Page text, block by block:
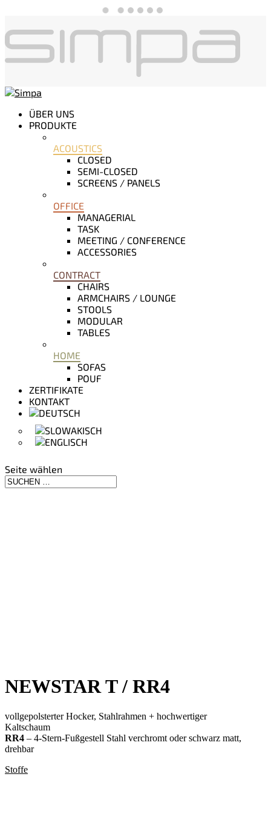
ÜBER UNS
PRODUKTE
ACOUSTICS
CLOSED
SEMI-CLOSED
SCREENS / PANELS
OFFICE
MANAGERIAL
TASK
MEETING / CONFERENCE
ACCESSORIES
CONTRACT
CHAIRS
ARMCHAIRS / LOUNGE
STOOLS
MODULAR
TABLES
HOME
SOFAS
POUF
ZERTIFIKATE
KONTAKT
Seite wählen
NEWSTAR T / RR4
vollgepolsterter Hocker, Stahlrahmen + hochwertiger
Kaltschaum
RR4 – 4-Stern-Fußgestell Stahl verchromt oder schwarz matt,
drehbar
Stoffe